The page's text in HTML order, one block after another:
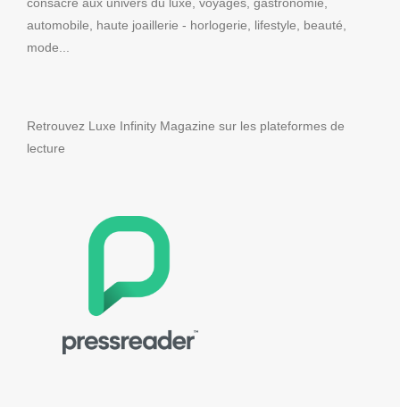
consacré aux univers du luxe, voyages, gastronomie,
automobile, haute joaillerie - horlogerie, lifestyle, beauté,
mode...
Retrouvez Luxe Infinity Magazine sur les plateformes de
lecture